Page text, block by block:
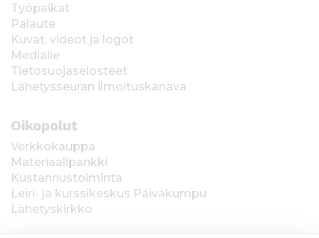
Työpaikat
Palaute
Kuvat, videot ja logot
Medialle
Tietosuojaselosteet
Lähetysseuran ilmoituskanava
Oikopolut
Verkkokauppa
Materiaalipankki
Kustannustoiminta
Leiri- ja kurssikeskus Päiväkumpu
Lähetyskirkko